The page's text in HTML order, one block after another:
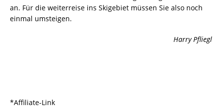
an. Für die weiterreise ins Skigebiet müssen Sie also noch
einmal umsteigen.
Harry Pfliegl
*Affiliate-Link